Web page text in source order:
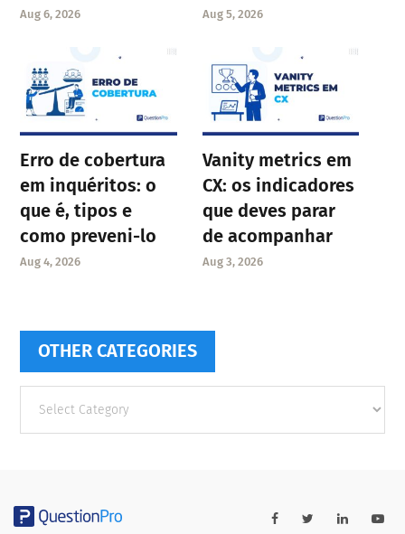
Aug 6, 2026 Aug 5, 2026
Erro de cobertura
em inquéritos: o
que é, tipos e
como preveni-lo
Aug 4, 2026
Vanity metrics em
CX: os indicadores
que deves parar
de acompanhar
Aug 3, 2026
OTHER CATEGORIES
categories